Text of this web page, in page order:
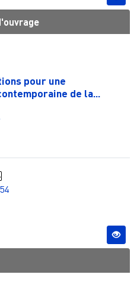
pour une
de la...